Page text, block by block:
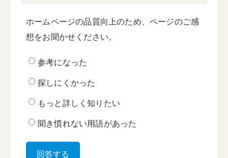
ホームページの品質向上のため、ページのご感
想をお聞かせください。
参考になった
探しにくかった
もっと詳しく知りたい
聞き慣れない用語があった